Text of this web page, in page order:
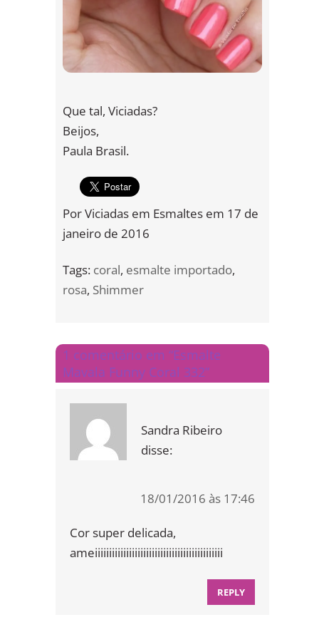
Que tal, Viciadas?
Beijos,
Paula Brasil.
PorViciadas em Esmaltes em 17 de
janeiro de 2016
Tags: coral, esmalte importado,
rosa, Shimmer
1 comentário em “Esmalte
Mavala Funny Coral 332”
Sandra Ribeiro
disse:
18/01/2016 às 17:46
Cor super delicada,
ameiiiiiiiiiiiiiiiiiiiiiiiiiiiiiiiiiiiiiiiiiiiii
REPLY